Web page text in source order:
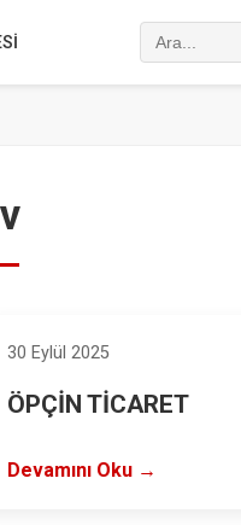
30 Eylül 2025
ÖPÇİN TİCARET
Devamını Oku →